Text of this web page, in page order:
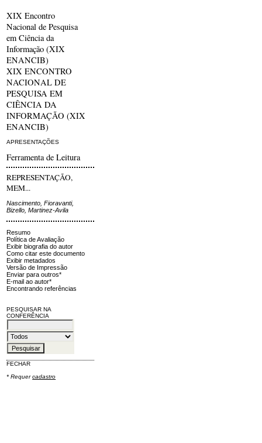
XIX Encontro
Nacional de Pesquisa
em Ciência da
Informação (XIX
ENANCIB)
XIX ENCONTRO
NACIONAL DE
PESQUISA EM
CIÊNCIA DA
INFORMAÇÃO (XIX
ENANCIB)
APRESENTAÇÕES
Ferramenta de Leitura
REPRESENTAÇÃO,
MEM...
Nascimento, Fioravanti,
Bizello, Martinez-Avila
Resumo
Política de Avaliação
Exibir biografia do autor
Como citar este documento
Exibir metadados
Versão de Impressão
Enviar para outros*
E-mail ao autor*
Encontrando referências
PESQUISAR NA
CONFERÊNCIA
FECHAR
* Requercadastro